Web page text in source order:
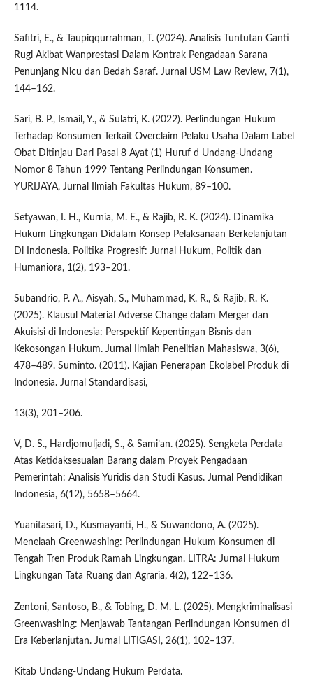
1114.
Safitri, E., & Taupiqqurrahman, T. (2024). Analisis Tuntutan Ganti
Rugi Akibat Wanprestasi Dalam Kontrak Pengadaan Sarana
Penunjang Nicu dan Bedah Saraf. Jurnal USM Law Review, 7(1),
144–162.
Sari, B. P., Ismail, Y., & Sulatri, K. (2022). Perlindungan Hukum
Terhadap Konsumen Terkait Overclaim Pelaku Usaha Dalam Label
Obat Ditinjau Dari Pasal 8 Ayat (1) Huruf d Undang-Undang
Nomor 8 Tahun 1999 Tentang Perlindungan Konsumen.
YURIJAYA, Jurnal Ilmiah Fakultas Hukum, 89–100.
Setyawan, I. H., Kurnia, M. E., & Rajib, R. K. (2024). Dinamika
Hukum Lingkungan Didalam Konsep Pelaksanaan Berkelanjutan
Di Indonesia. Politika Progresif: Jurnal Hukum, Politik dan
Humaniora, 1(2), 193–201.
Subandrio, P. A., Aisyah, S., Muhammad, K. R., & Rajib, R. K.
(2025). Klausul Material Adverse Change dalam Merger dan
Akuisisi di Indonesia: Perspektif Kepentingan Bisnis dan
Kekosongan Hukum. Jurnal Ilmiah Penelitian Mahasiswa, 3(6),
478–489. Suminto. (2011). Kajian Penerapan Ekolabel Produk di
Indonesia. Jurnal Standardisasi,
13(3), 201–206.
V, D. S., Hardjomuljadi, S., & Sami’an. (2025). Sengketa Perdata
Atas Ketidaksesuaian Barang dalam Proyek Pengadaan
Pemerintah: Analisis Yuridis dan Studi Kasus. Jurnal Pendidikan
Indonesia, 6(12), 5658–5664.
Yuanitasari, D., Kusmayanti, H., & Suwandono, A. (2025).
Menelaah Greenwashing: Perlindungan Hukum Konsumen di
Tengah Tren Produk Ramah Lingkungan. LITRA: Jurnal Hukum
Lingkungan Tata Ruang dan Agraria, 4(2), 122–136.
Zentoni, Santoso, B., & Tobing, D. M. L. (2025). Mengkriminalisasi
Greenwashing: Menjawab Tantangan Perlindungan Konsumen di
Era Keberlanjutan. Jurnal LITIGASI, 26(1), 102–137.
Kitab Undang-Undang Hukum Perdata.